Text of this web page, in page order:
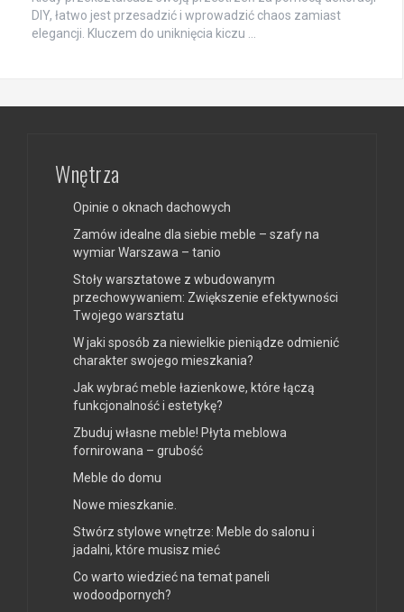
DIY, łatwo jest przesadzić i wprowadzić chaos zamiast
elegancji. Kluczem do uniknięcia kiczu …
Wnętrza
Opinie o oknach dachowych
Zamów idealne dla siebie meble – szafy na
wymiar Warszawa – tanio
Stoły warsztatowe z wbudowanym
przechowywaniem: Zwiększenie efektywności
Twojego warsztatu
W jaki sposób za niewielkie pieniądze odmienić
charakter swojego mieszkania?
Jak wybrać meble łazienkowe, które łączą
funkcjonalność i estetykę?
Zbuduj własne meble! Płyta meblowa
fornirowana – grubość
Meble do domu
Nowe mieszkanie.
Stwórz stylowe wnętrze: Meble do salonu i
jadalni, które musisz mieć
Co warto wiedzieć na temat paneli
wodoodpornych?